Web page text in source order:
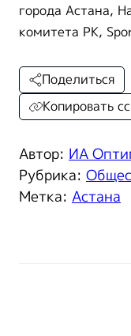
города Астана,
комитета РК,
Автор: ИА
Рубрика:
Метка: Астана
Поделиться
Копировать